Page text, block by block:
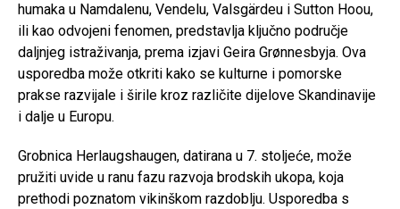
humaka u Namdalenu, Vendelu, Valsgärdeu i Sutton Hoou,
ili kao odvojeni fenomen, predstavlja ključno područje
daljnjeg istraživanja, prema izjavi Geira Grønnesbyja. Ova
usporedba može otkriti kako se kulturne i pomorske
prakse razvijale i širile kroz različite dijelove Skandinavije
i dalje u Europu.
Grobnica Herlaugshaugen, datirana u 7. stoljeće, može
pružiti uvide u ranu fazu razvoja brodskih ukopa, koja
prethodi poznatom vikinškom razdoblju. Usporedba s